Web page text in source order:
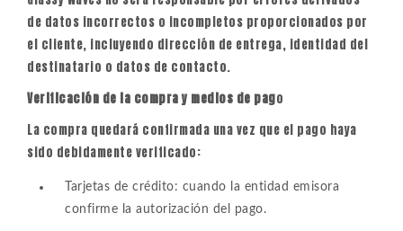
de datos incorrectos o incompletos proporcionados por
el cliente, incluyendo dirección de entrega, identidad del
destinatario o datos de contacto.
Verificación de la compra y medios de pago
La compra quedará confirmada una vez que el pago haya
sido debidamente verificado:
Tarjetas de crédito: cuando la entidad emisora
confirme la autorización del pago.